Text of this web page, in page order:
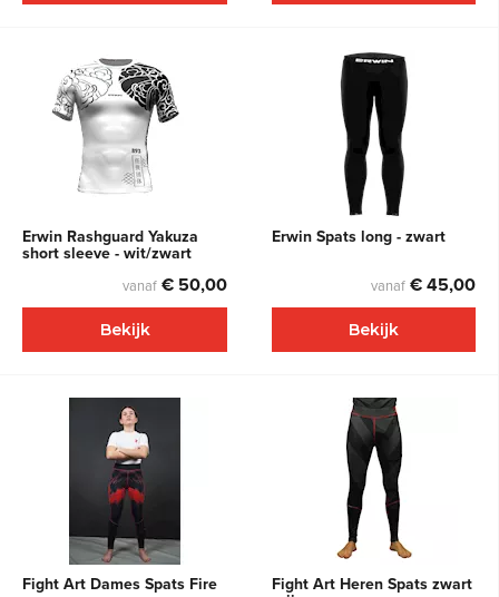
Erwin Rashguard Yakuza
short sleeve - wit/zwart
vanaf € 50,00
Bekijk
Erwin Spats long - zwart
vanaf € 45,00
Bekijk
Fight Art Dames Spats Fire Fight Art Heren Spats zwart